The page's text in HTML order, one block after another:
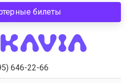
билеты
646-22-66